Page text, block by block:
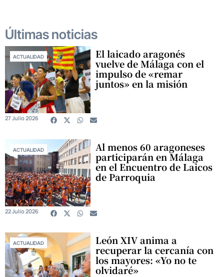
Últimas noticias
ACTUALIDAD El laicado aragonés
vuelve de Málaga con el
impulso de «remar
juntos» en la misión
27 Julio 2026
ACTUALIDAD Al menos 60 aragoneses
participarán en Málaga
en el Encuentro de Laicos
de Parroquia
22 Julio 2026
ACTUALIDAD León XIV anima a
recuperar la cercanía con
los mayores: «Yo no te
olvidaré»